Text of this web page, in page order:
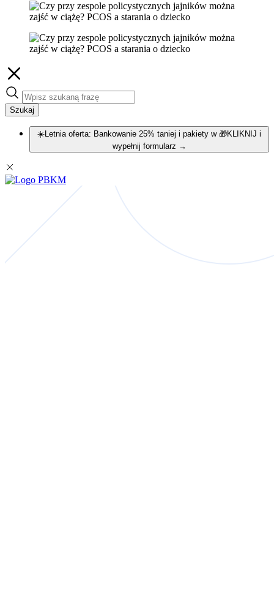
Szukaj
☀️Letnia oferta: Bankowanie 25% taniej i pakiety w 🎁KLIKNIJ i
wypełnij formularz →